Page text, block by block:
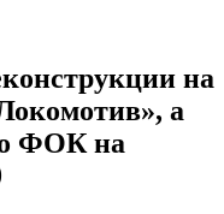
на
а
ФОК на